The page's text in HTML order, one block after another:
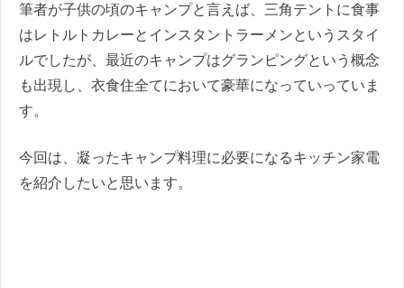
筆者が子供の頃のキャンプと言えば、三角テントに食事
はレトルトカレーとインスタントラーメンというスタイ
ルでしたが、最近のキャンプはグランピングという概念
も出現し、衣食住全てにおいて豪華になっていっていま
す。
今回は、凝ったキャンプ料理に必要になるキッチン家電
を紹介したいと思います。